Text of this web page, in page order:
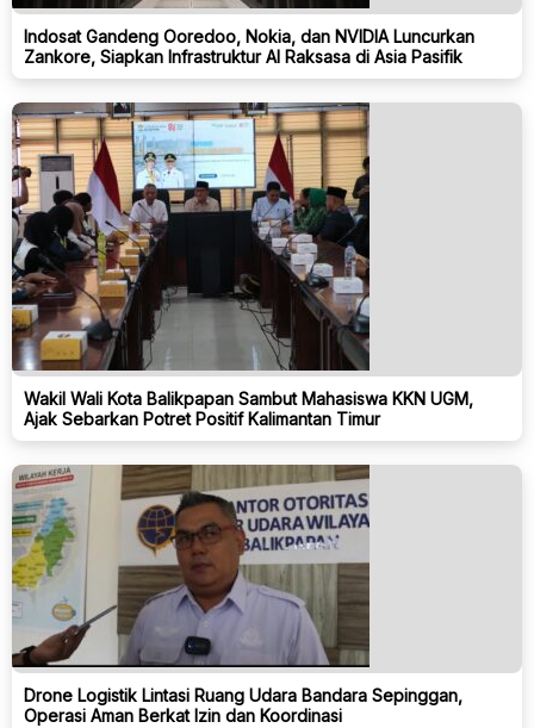
Indosat Gandeng Ooredoo, Nokia, dan NVIDIA Luncurkan
Zankore, Siapkan Infrastruktur AI Raksasa di Asia Pasifik
Wakil Wali Kota Balikpapan Sambut Mahasiswa KKN UGM,
Ajak Sebarkan Potret Positif Kalimantan Timur
Drone Logistik Lintasi Ruang Udara Bandara Sepinggan,
Operasi Aman Berkat Izin dan Koordinasi